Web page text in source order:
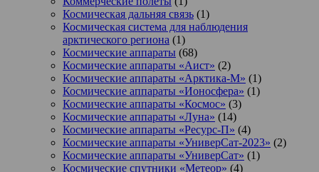
Космическая дальняя связь (1)
Космическая система для наблюдения
арктического региона (1)
Космические аппараты (68)
Космические аппараты «Аист» (2)
Космические аппараты «Арктика-М» (1)
Космические аппараты «Ионосфера» (1)
Космические аппараты «Космос» (3)
Космические аппараты «Луна» (14)
Космические аппараты «Ресурс-П» (4)
Космические аппараты «УниверСат-2023» (2)
Космические аппараты «УниверСат» (1)
Космические спутники «Метеор» (4)